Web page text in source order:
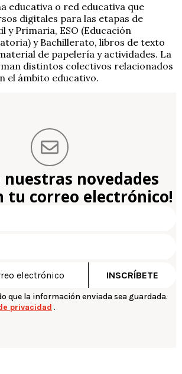
educativa o red educativa que
digitales para las etapas de
y Primaria, ESO (Educación
y Bachillerato, libros de texto
de papelería y actividades. La
distintos colectivos relacionados
el ámbito educativo.
nuestras novedades
tu correo electrónico!
que la información enviada sea guardada.
privacidad .